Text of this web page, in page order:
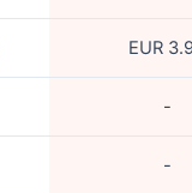
EUR
-
-